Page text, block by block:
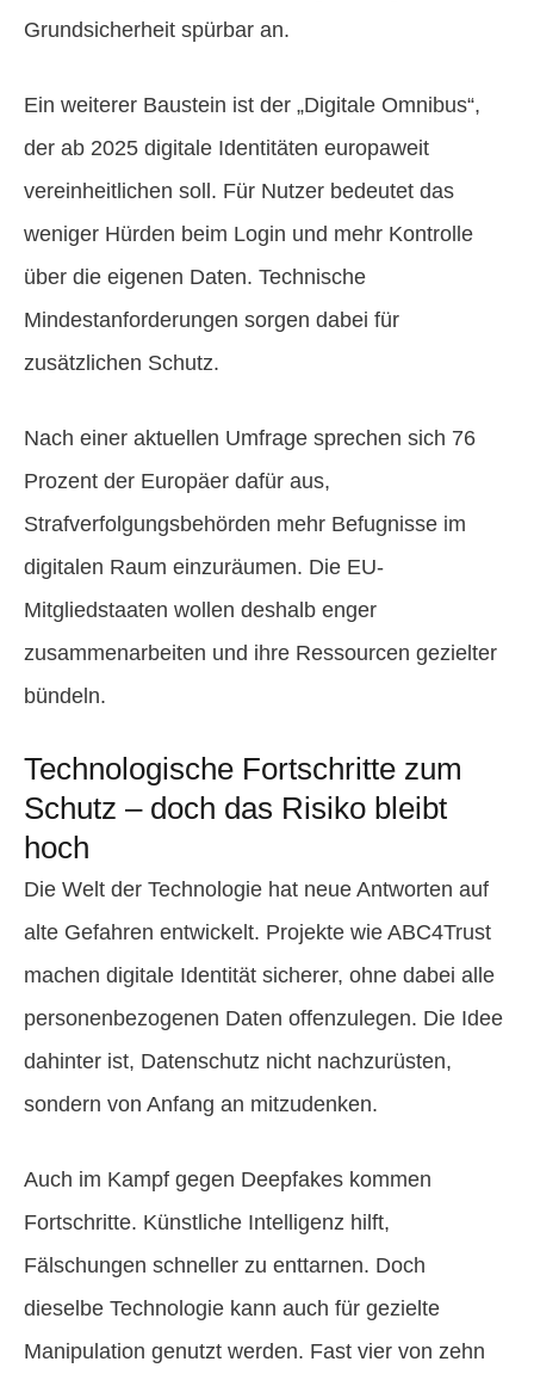
Grundsicherheit spürbar an.
Ein weiterer Baustein ist der „Digitale Omnibus“,
der ab 2025 digitale Identitäten europaweit
vereinheitlichen soll. Für Nutzer bedeutet das
weniger Hürden beim Login und mehr Kontrolle
über die eigenen Daten. Technische
Mindestanforderungen sorgen dabei für
zusätzlichen Schutz.
Nach einer aktuellen Umfrage sprechen sich 76
Prozent der Europäer dafür aus,
Strafverfolgungsbehörden mehr Befugnisse im
digitalen Raum einzuräumen. Die EU-
Mitgliedstaaten wollen deshalb enger
zusammenarbeiten und ihre Ressourcen gezielter
bündeln.
Technologische Fortschritte zum
Schutz – doch das Risiko bleibt
hoch
Die Welt der Technologie hat neue Antworten auf
alte Gefahren entwickelt. Projekte wie ABC4Trust
machen digitale Identität sicherer, ohne dabei alle
personenbezogenen Daten offenzulegen. Die Idee
dahinter ist, Datenschutz nicht nachzurüsten,
sondern von Anfang an mitzudenken.
Auch im Kampf gegen Deepfakes kommen
Fortschritte. Künstliche Intelligenz hilft,
Fälschungen schneller zu enttarnen. Doch
dieselbe Technologie kann auch für gezielte
Manipulation genutzt werden. Fast vier von zehn